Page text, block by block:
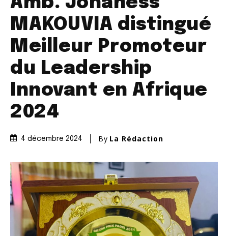
MAKOUVIA distingué
Meilleur Promoteur
du Leadership
Innovant en Afrique
2024
4 décembre 2024 By La Rédaction